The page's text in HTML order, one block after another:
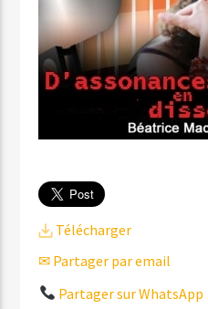
Télécharger
✉ Partager par email
Partager sur WhatsApp